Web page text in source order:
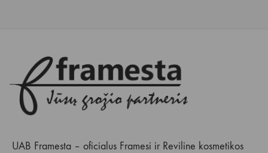
UAB Framesta – oficialus Framesi ir Reviline kosmetikos